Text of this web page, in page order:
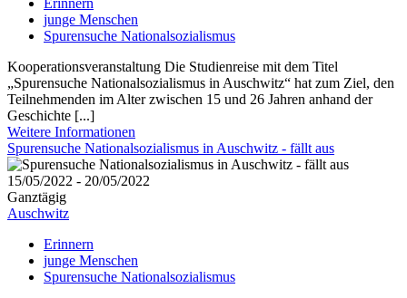
junge Menschen
Spurensuche Nationalsozialismus
Kooperationsveranstaltung Die Studienreise mit dem Titel
„Spurensuche Nationalsozialismus in Auschwitz“ hat zum Ziel, den
Teilnehmenden im Alter zwischen 15 und 26 Jahren anhand der
Geschichte [...]
Weitere Informationen
Spurensuche Nationalsozialismus in Auschwitz - fällt aus
15/05/2022 - 20/05/2022
Ganztägig
Auschwitz
Erinnern
junge Menschen
Spurensuche Nationalsozialismus